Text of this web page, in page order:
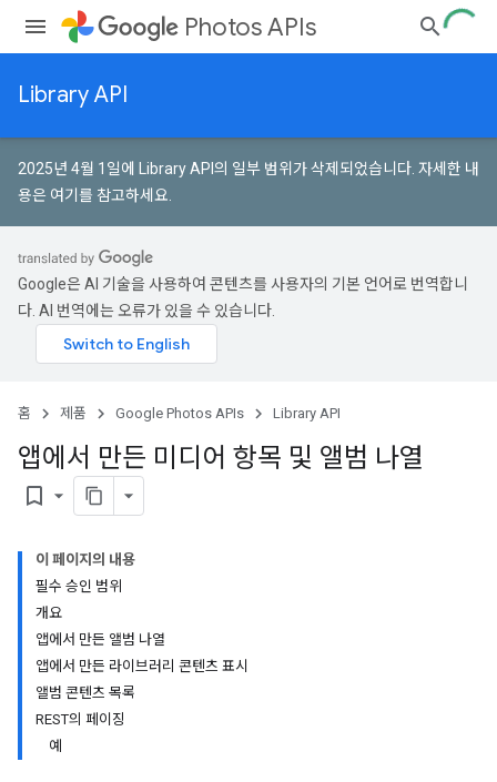
Photos APIs
Library API
2025년 4월 1일에 Library API의 일부 범위가 삭제되었습니다. 자세한 내
용은 여기를 참고하세요
Google은 AI 기술을 사용하여 콘텐츠를 사용자의 기본 언어로 번역합니
다. AI 번역에는 오류가 있을 수 있습니다.
홈 제품 Google Photos APIs Library API
앱에서 만든 미디어 항목 및 앨범 나열
bookmark_border
이 페이지의 내용
필수 승인 범위
개요
앱에서 만든 앨범 나열
앱에서 만든 라이브러리 콘텐츠 표시
앨범 콘텐츠 목록
REST의 페이징
예